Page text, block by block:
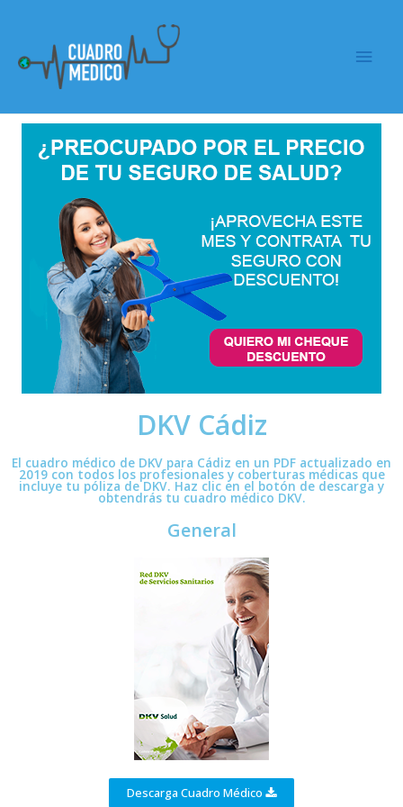
DKV Cádiz
El cuadro médico de DKV para Cádiz en un PDF actualizado en
2019 con todos los profesionales y coberturas médicas que
incluye tu póliza de DKV. Haz clic en el botón de descarga y
obtendrás tu cuadro médico DKV.
General
Descarga Cuadro Médico